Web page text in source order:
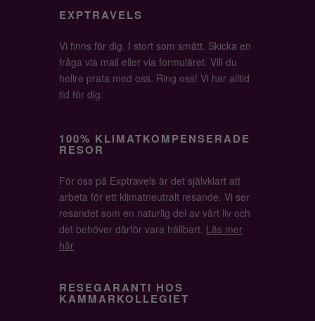
EXPTRAVELS
Vi finns för dig. I stort som smått. Skicka en
fråga via mail eller via formuläret. Vill du
hellre prata med oss. Ring oss! Vi har alltid
tid för dig.
100% KLIMATKOMPENSERADE
RESOR
För oss på Exptravels är det självklart att
arbeta för ett klimatneutralt resande. Vi ser
resandet som en naturlig del av vårt liv och
det behöver därför vara hållbart. Läs mer
här
RESEGARANTI HOS
KAMMARKOLLEGIET